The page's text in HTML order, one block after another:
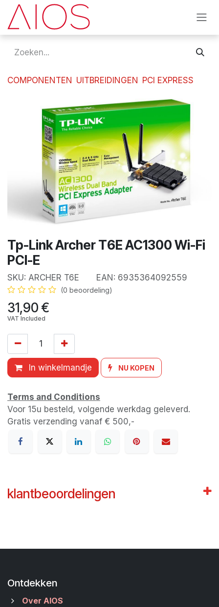
Overslaan naar inhoud
COMPONENTEN UITBREIDINGEN PCI EXPRESS
Tp-Link Archer T6E AC1300 Wi-Fi
PCI-E
SKU: ARCHER T6E EAN: 6935364092559
(0 beoordeling)
31,90€
VAT Included
In winkelmandje NU KOPEN
Terms and Conditions
Voor 15u besteld, volgende werkdag geleverd.
Gratis verzending vanaf € 500,-
klantbeoordelingen
Ontdekken
Over AIOS